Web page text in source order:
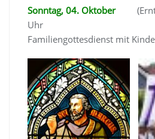
Sonntag, 04. Oktober
Uhr
Familiengottesdienst mit